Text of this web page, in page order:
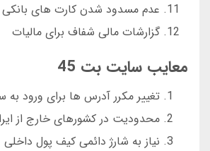
عدم مسدود شدن کارت های بانکی
گزارشات مالی شفاف برای مالیات
معایب سایت بت 45
تغییر مکرر آدرس ها برای ورود به
محدودیت در کشورهای خارج از
نیاز به شارژ دائمی کیف پول داخلی